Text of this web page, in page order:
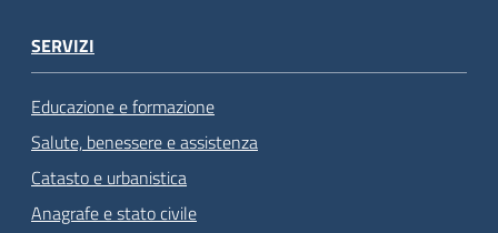
SERVIZI
Educazione e formazione
Salute, benessere e assistenza
Catasto e urbanistica
Anagrafe e stato civile